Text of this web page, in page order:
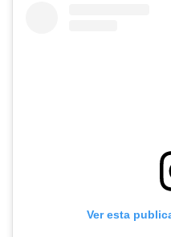
Ver esta